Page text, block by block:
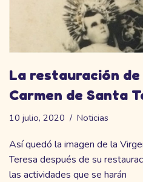
La restauración
Carmen de Santa
10 julio, 2020 Noticias
Así quedó la imagen de la
Teresa después de su
las actividades que se harán